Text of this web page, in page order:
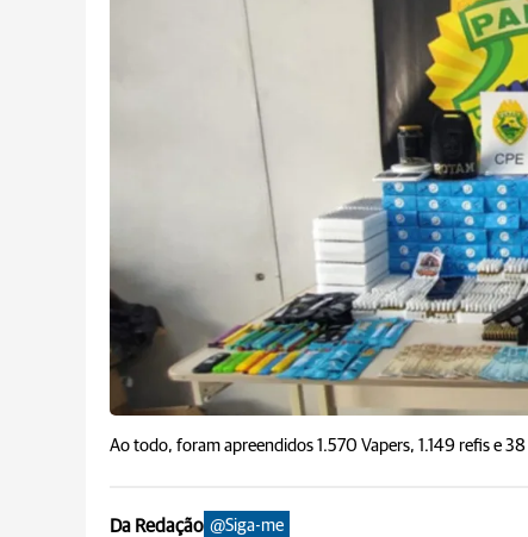
Ao todo, foram apreendidos 1.570 Vapers, 1.149 refis e
Da Redação @Siga-me